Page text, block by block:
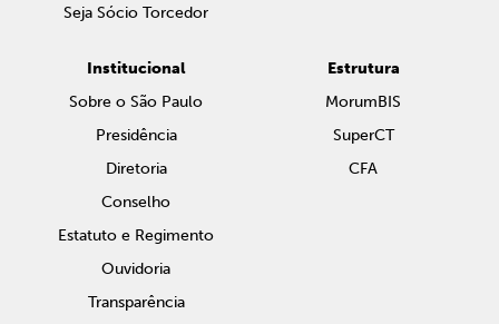
Seja Sócio Torcedor
Institucional
Sobre o São Paulo
Presidência
Diretoria
Conselho
Estatuto e Regimento
Ouvidoria
Transparência
Estrutura
MorumBIS
SuperCT
CFA